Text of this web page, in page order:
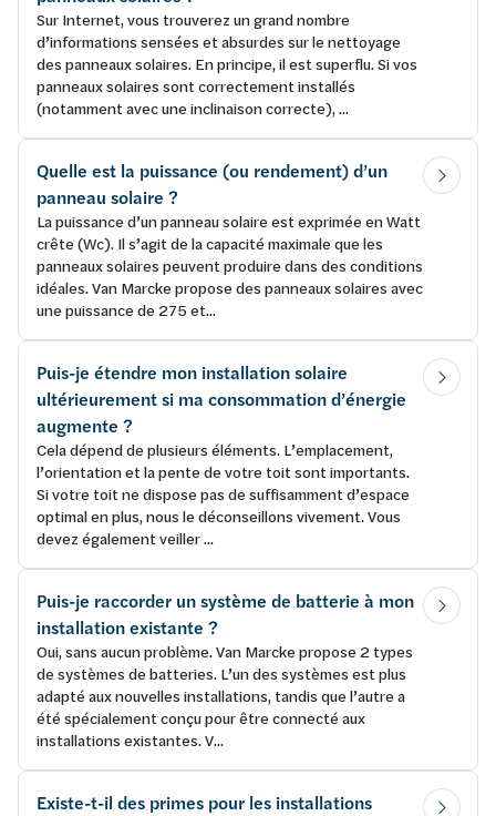
Sur Internet, vous trouverez un grand nombre
d’informations sensées et absurdes sur le nettoyage
des panneaux solaires. En principe, il est superflu. Si vos
panneaux solaires sont correctement installés
(notamment avec une inclinaison correcte), ...
Quelle est la puissance (ou rendement) d’un
panneau solaire ?
La puissance d’un panneau solaire est exprimée en Watt
crête (Wc). Il s’agit de la capacité maximale que les
panneaux solaires peuvent produire dans des conditions
idéales. Van Marcke propose des panneaux solaires avec
une puissance de 275 et...
Puis-je étendre mon installation solaire
ultérieurement si ma consommation d’énergie
augmente ?
Cela dépend de plusieurs éléments. L’emplacement,
l’orientation et la pente de votre toit sont importants.
Si votre toit ne dispose pas de suffisamment d’espace
optimal en plus, nous le déconseillons vivement. Vous
devez également veiller ...
Puis-je raccorder un système de batterie à mon
installation existante ?
Oui, sans aucun problème. Van Marcke propose 2 types
de systèmes de batteries. L’un des systèmes est plus
adapté aux nouvelles installations, tandis que l’autre a
été spécialement conçu pour être connecté aux
installations existantes. V...
Existe-t-il des primes pour les installations